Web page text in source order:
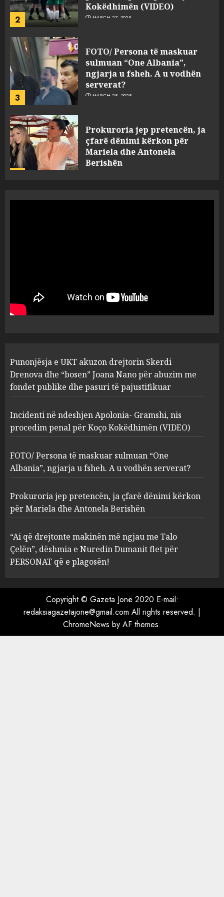
2 MARCH 27, 2025
sulmuan “One Albania”,
ngjarja u fsheh. A u vodhën
serverat?
MARCH 25, 2025
4
çfarë dënimi kërkon për
Mariela dhe Antonela
Berishën
MARCH 25, 2025
1
“bosen” Joana Nano për
abuzim me fondet publike dhe
pasuri të pajustifikuar
2
Apolonia- Gramshi, nis
procedim penal për Koço
Kokëdhimën (VIDEO)
MARCH 27, 2025
3
FOTO/ Persona të maskuar
sulmuan “One Albania”,
ngjarja u fsheh. A u vodhën
serverat?
MARCH 25, 2025
4
Prokuroria jep pretencën, ja
çfarë dënimi kërkon për
Berishën
MARCH 25, 2025
ngjau me Talo Çelën”,
dëshmia e Nuredin Dumanit
flet për PERSONAT që e
plagosën!
Punonjësja e UKT akuzon drejtorin Skerdi
Drenova dhe “bosen” Joana Nano për abuzim me
fondet publike dhe pasuri të pajustifikuar
Incidenti në ndeshjen Apolonia- Gramshi, nis
procedim penal për Koço Kokëdhimën (VIDEO)
FOTO/ Persona të maskuar sulmuan “One
Albania”, ngjarja u fsheh. A u vodhën serverat?
Prokuroria jep pretencën, ja çfarë dënimi kërkon
për Mariela dhe Antonela Berishën
“Ai që drejtonte makinën më ngjau me Talo
Çelën”, dëshmia e Nuredin Dumanit flet për
PERSONAT që e plagosën!
Copyright © Gazeta Jonë 2020 E-mail:
redaksiagazetajone@gmail.com All rights reserved. |
ChromeNews by AF themes.